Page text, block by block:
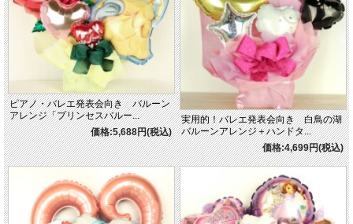
ピアノ・バレエ発表会向き バルーン
アレンジ「プリンセスバルー...
価格:5,688円(税込)
実用的！バレエ発表会向き 白鳥の湖
バルーンアレンジ＋ハンドタ...
価格:4,699円(税込)